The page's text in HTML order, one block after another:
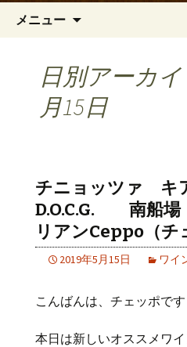
メニュー
日別アーカイ
月15日
チニョッツァ キ
D.O.C.G. 南船場
リアンCeppo（チ
2019年5月15日 ワイ
こんばんは、チェッポです
本日は新しいオススメワ